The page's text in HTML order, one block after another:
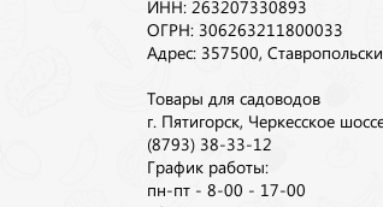
ИНН: 263207330893
ОГРН: 306263211800033
Адрес: 357500,
Товары для садоводов
г. Пятигорск, Черкесское
(8793) 38-33-12
График работы:
пн-пт - 8-00 - 17-00